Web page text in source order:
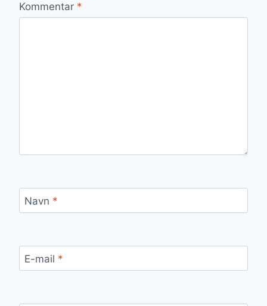
Kommentar *
Navn *
E-mail *